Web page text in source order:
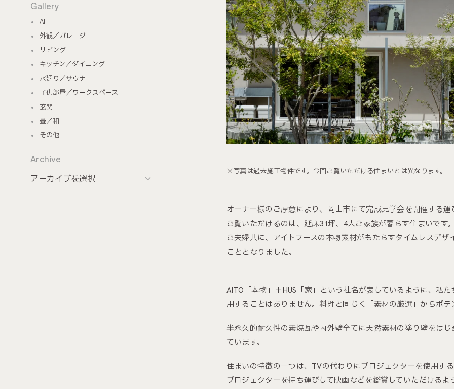
※写真は過去施工物件です。今回ご覧いただける住まいとは異なります。
オーナー様のご厚意により、岡山市にて完成見学会を開催する
ご覧いただけるのは、延床31坪、4人ご家族が暮らす住まいです
ご夫婦共に、アイトフースの本物素材がもたらすタイムレスデ
こととなりました。
AITO「本物」＋HUS「家」という社名が表しているように、私
用することはありません。料理と同じく「素材の厳選」からポ
半永久的耐久性の素焼瓦や内外壁全てに天然素材の塗り壁をは
ています。
住まいの特徴の一つは、TVの代わりにプロジェクターを使用す
プロジェクターを持ち運びして映画などを鑑賞していただける
Gallery
All
外観／ガレージ
リビング
キッチン／ダイニング
水廻り／サウナ
子供部屋／ワークスペース
玄関
畳／和
その他
Archive